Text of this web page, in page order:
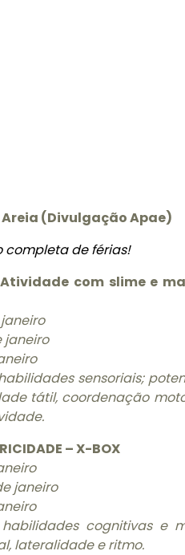
Areia (Divulgação Apae)
completa de férias!
Atividade com slime e
janeiro
janeiro
sensoriais;
tátil, coordenação
– X-BOX
janeiro
cognitivas e
lateralidade e ritmo.